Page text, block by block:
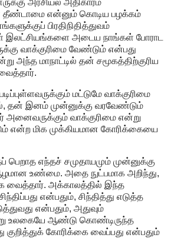
தீண்டாமை என்னும் கொடிய பழக்கம்
பிரதிநிதித்துவம்
இலட்சியங்களை அடைய நாங்கள் போராட
வாக்குரிமை வேண்டும் என்பது
அந்த மாநாட்டில் தன் சமூகத்திற்குரிய
மட்டுமே வாக்குரிமை
தன் இனம் முன்னுக்கு வரவேண்டும்
அனைவருக்கும் வாக்குரிமை என்று
என்ற மிக முக்கியமான கோரிக்கையை
பெறாத எந்தச் சமுதாயமும் முன்னுக்கு
உண்மை. அதை நுட்பமாக அறிந்து,
வைத்தார். அக்காலத்தில் இந்த
என்பதும், சிந்தித்து எடுத்த
என்பதும், அதுவும்
உலகையே ஆண்டு கொண்டிருந்த
குறித்துக் கோரிக்கை வைப்பது என்பதும்